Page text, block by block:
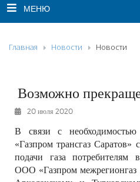
МЕНЮ
НОВОСТИ
К СВЕДЕНИЮ
РЕКЛАМОДАТЕЛЯМ
ОБЪЯВЛЕНИЯ
КОНТАКТЫ
Главная Новости Новости
Возможно
20 июля 2020
В связи с
«Газпром трансгаз Саратов»
подачи газа потребителям
ООО «Газпром межрегионгаз